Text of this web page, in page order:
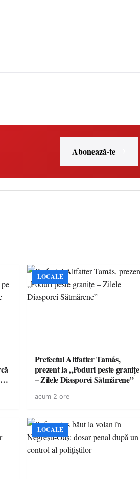
Abonează-te
LOCALE
Prefectul Altfatter Tamás,
prezent la „Poduri peste granițe
– Zilele Diasporei Sătmărene”
acum 2 ore
LOCALE